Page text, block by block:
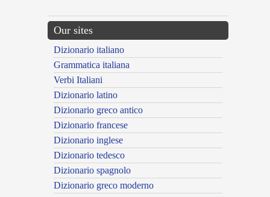
Our sites
Dizionario italiano
Grammatica italiana
Verbi Italiani
Dizionario latino
Dizionario greco antico
Dizionario francese
Dizionario inglese
Dizionario tedesco
Dizionario spagnolo
Dizionario greco moderno